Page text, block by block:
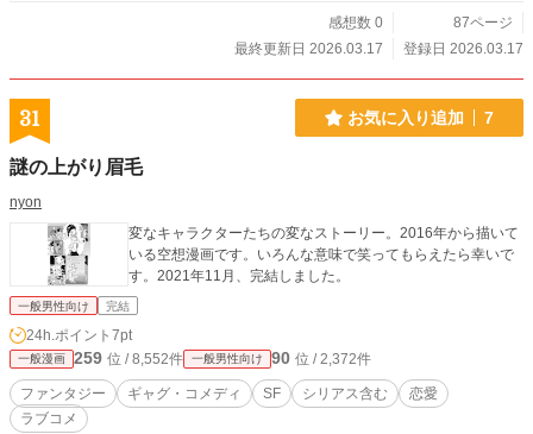
感想数 0
87ページ
最終更新日 2026.03.17
登録日 2026.03.17
31 お気に入り追加 7
謎の上がり眉毛
nyon
変なキャラクターたちの変なストーリー。2016年から描いて
いる空想漫画です。いろんな意味で笑ってもらえたら幸いで
す。2021年11月、完結しました。
一般男性向け 完結
24h.ポイント 7pt
一般漫画 259 位 / 8,552件 一般男性向け 90 位 / 2,372件
ファンタジー ギャグ・コメディ SF シリアス含む
恋愛
ラブコメ